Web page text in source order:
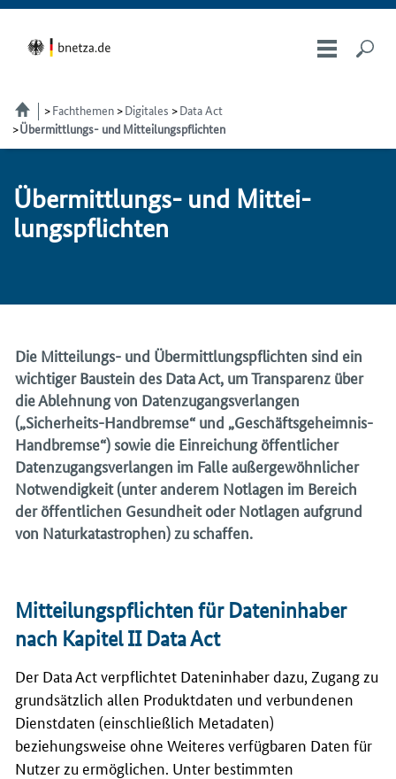
Fachthemen Digitales
Data Act
Übermittlungs- und Mitteilungspflichten
Über­mitt­lungs- und Mit­tei­
lungs­pflich­ten
Die Mitteilungs- und Übermittlungspflichten sind ein
wichtiger Baustein des Data Act, um Transparenz über
die Ablehnung von Datenzugangsverlangen
(„Sicherheits-Handbremse“ und „Geschäftsgeheimnis-
Handbremse“) sowie die Einreichung öffentlicher
Datenzugangsverlangen im Falle außergewöhnlicher
Notwendigkeit (unter anderem Notlagen im Bereich
der öffentlichen Gesundheit oder Notlagen aufgrund
von Naturkatastrophen) zu schaffen.
Mitteilungspflichten für Dateninhaber
nach Kapitel II Data Act
Der Data Act verpflichtet Dateninhaber dazu, Zugang zu
grundsätzlich allen Produktdaten und verbundenen
Dienstdaten (einschließlich Metadaten)
beziehungsweise ohne Weiteres verfügbaren Daten für
Nutzer zu ermöglichen. Unter bestimmten